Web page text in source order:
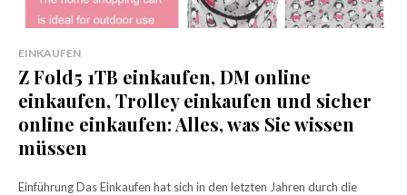
EINKAUFEN
Z Fold5 1TB einkaufen, DM online
einkaufen, Trolley einkaufen und sicher
online einkaufen: Alles, was Sie wissen
müssen
Einführung Das Einkaufen hat sich in den letzten Jahren durch die